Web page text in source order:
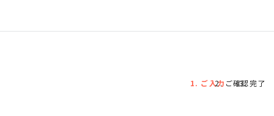
ご入力 ご確認完了